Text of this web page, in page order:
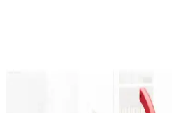
HASUBA şarjlı el süpürgesi, hafifliği
ofis ve araç içi temizlikte pratiklik